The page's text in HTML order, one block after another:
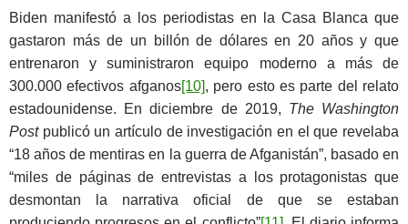
Biden manifestó a los periodistas en la Casa Blanca que
gastaron más de un billón de dólares en 20 años y que
entrenaron y suministraron equipo moderno a más de
300.000 efectivos afganos[10], pero esto es parte del relato
estadounidense. En diciembre de 2019, The Washington
Postpublicó un artículo de investigación en el que revelaba
“18 años de mentiras en la guerra de Afganistán”, basado en
“miles de páginas de entrevistas a los protagonistas que
desmontan la narrativa oficial de que se estaban